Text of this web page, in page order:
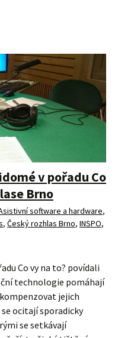
v pořadu Co
Brno
Asistivní software a hardware,
,Český rozhlas Brno ,INSPO,
Co vy na to? povídali
technologie pomáhají
se setkávají
nějaký tištěný
atp.
to, jak jim